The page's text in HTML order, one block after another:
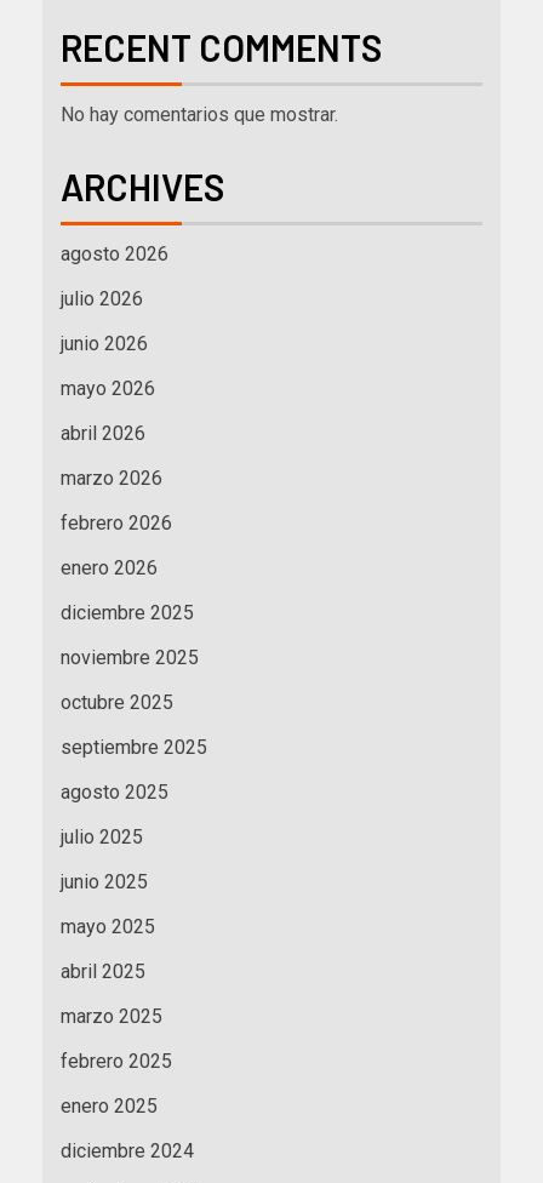
RECENT COMMENTS
No hay comentarios que mostrar.
ARCHIVES
agosto 2026
julio 2026
junio 2026
mayo 2026
abril 2026
marzo 2026
febrero 2026
enero 2026
diciembre 2025
noviembre 2025
octubre 2025
septiembre 2025
agosto 2025
julio 2025
junio 2025
mayo 2025
abril 2025
marzo 2025
febrero 2025
enero 2025
diciembre 2024